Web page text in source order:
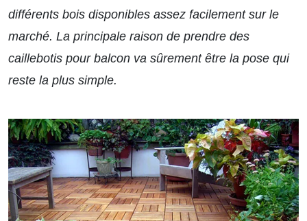
différents bois disponibles assez facilement sur le
marché. La principale raison de prendre des
caillebotis pour balcon va sûrement être la pose qui
reste la plus simple.